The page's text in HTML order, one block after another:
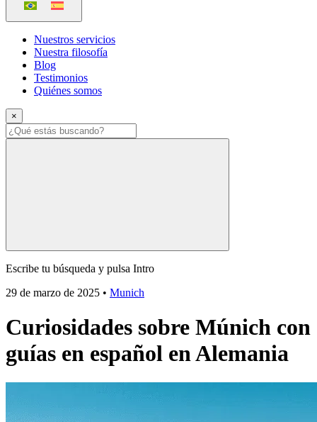
Nuestros servicios
Nuestra filosofía
Blog
Testimonios
Quiénes somos
×
Escribe tu búsqueda y pulsa Intro
29 de marzo de 2025 • Munich
Curiosidades sobre Múnich con
guías en español en Alemania